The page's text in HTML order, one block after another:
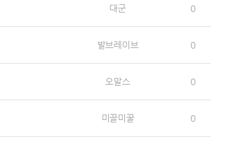
대군 0
발브레이브 0
오말스 0
미끌미꿀 0